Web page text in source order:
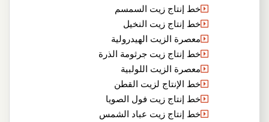
خط إنتاج زيت السمسم
خط إنتاج زيت النخيل
معصرة الزيت الهيدرولية
خط إنتاج زيت جرثومة الذرة
معصرة الزيت اللولبية
خط الإنتاج لزيت القطن
خط إنتاج زيت فول الصويا
خط إنتاج زيت عباد الشمس